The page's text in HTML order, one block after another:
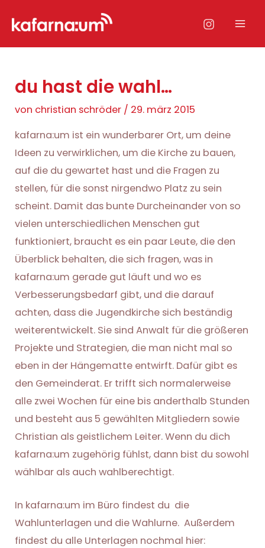
Inhalt
du hast die wahl…
von christian schröder / 29. märz 2015
kafarna:um ist ein wunderbarer Ort, um deine
Ideen zu verwirklichen, um die Kirche zu bauen,
auf die du gewartet hast und die Fragen zu
stellen, für die sonst nirgendwo Platz zu sein
scheint. Damit das bunte Durcheinander von so
vielen unterschiedlichen Menschen gut
funktioniert, braucht es ein paar Leute, die den
Überblick behalten, die sich fragen, was in
kafarna:um gerade gut läuft und wo es
Verbesserungsbedarf gibt, und die darauf
achten, dass die Jugendkirche sich beständig
weiterentwickelt. Sie sind Anwalt für die größeren
Projekte und Strategien, die man nicht mal so
eben in der Hängematte entwirft. Dafür gibt es
den Gemeinderat. Er trifft sich normalerweise
alle zwei Wochen für eine bis anderthalb Stunden
und besteht aus 5 gewählten Mitgliedern sowie
Christian als geistlichem Leiter. Wenn du dich
kafarna:um zugehörig fühlst, dann bist du sowohl
wählbar als auch wahlberechtigt.
In kafarna:um im Büro findest du die
Wahlunterlagen und die Wahlurne. Außerdem
findest du alle Unterlagen nochmal hier: